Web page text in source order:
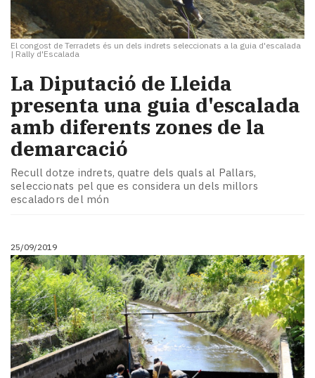
El congost de Terradets és un dels indrets seleccionats a la guia d'escalada
| Rally d'Escalada
La Diputació de Lleida
presenta una guia d'escalada
amb diferents zones de la
demarcació
Recull dotze indrets, quatre dels quals al Pallars,
seleccionats pel que es considera un dels millors
escaladors del món
25/09/2019